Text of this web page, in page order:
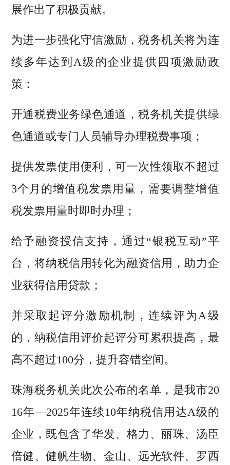
展作出了积极贡献。
为进一步强化守信激励，税务机关将为连
续多年达到A级的企业提供四项激励政
策：
开通税费业务绿色通道，税务机关提供绿
色通道或专门人员辅导办理税费事项；
提供发票使用便利，可一次性领取不超过
3个月的增值税发票用量，需要调整增值
税发票用量时即时办理；
给予融资授信支持，通过“银税互动”平
台，将纳税信用转化为融资信用，助力企
业获得信用贷款；
并采取起评分激励机制，连续评为A级
的，纳税信用评价起评分可累积提高，最
高不超过100分，提升容错空间。
珠海税务机关此次公布的名单，是我市20
16年—2025年连续10年纳税信用达A级的
企业，既包含了华发、格力、丽珠、汤臣
倍健、健帆生物、金山、远光软件、罗西